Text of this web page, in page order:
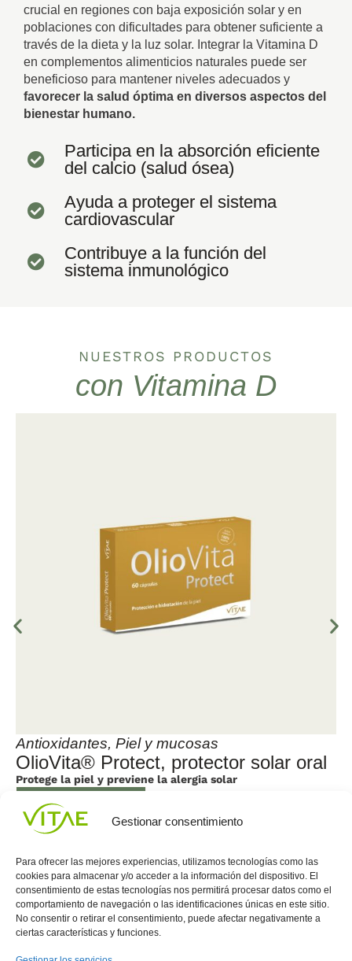
Gestionar consentimiento
Para ofrecer las mejores experiencias, utilizamos tecnologías como las
cookies para almacenar y/o acceder a la información del dispositivo. El
consentimiento de estas tecnologías nos permitirá procesar datos como el
comportamiento de navegación o las identificaciones únicas en este sitio.
No consentir o retirar el consentimiento, puede afectar negativamente a
ciertas características y funciones.
crucial en regiones con baja exposición solar y en
poblaciones con dificultades para obtener suficiente a
través de la dieta y la luz solar. Integrar la Vitamina D
en complementos alimenticios naturales puede ser
beneficioso para mantener niveles adecuados y
favorecer la salud óptima en diversos aspectos del
bienestar humano.
Participa en la absorción eficiente
del calcio (salud ósea)
Ayuda a proteger el sistema
cardiovascular
Contribuye a la función del
sistema inmunológico
NUESTROS PRODUCTOS
con Vitamina D
Antioxidantes, Piel y mucosas
OlioVita® Protect, protector solar oral
DESCUBRIR
Protege la piel y previene la alergia solar
Conocenos
Vitae
internaciona
Política
de
(+34)
935